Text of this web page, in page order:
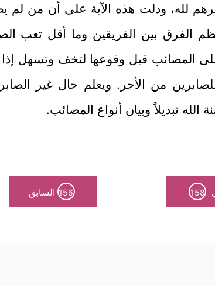
لله، ودلت هذه الآية على أن من
الفرق بين الفريقين وما أقل تعب
المصائب قبل وقوعها لتخف وتسهل إذا
من الأجر. ويعلم حال غير الصابر
تبديلاً وبيان أنواع المصائب.
158
156 السابق